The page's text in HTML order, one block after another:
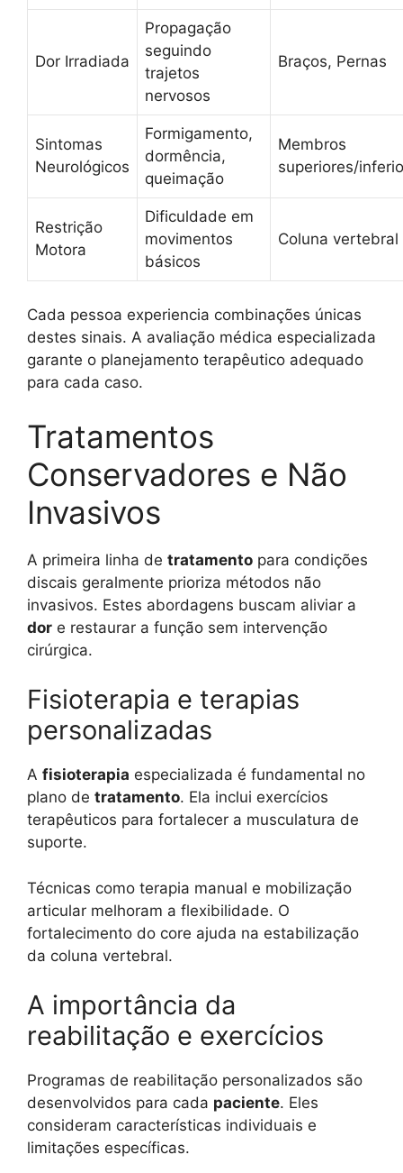
Dor Irradiada
Propagação
seguindo
trajetos
nervosos
Braços, Pernas
Sintomas
Neurológicos
Formigamento,
dormência,
queimação
Membros
superiores/
Restrição
Motora
Dificuldade em
movimentos
básicos
Coluna vertebral
Cada pessoa experiencia combinações únicas
destes sinais. A avaliação médica especializada
garante o planejamento terapêutico adequado
para cada caso.
Tratamentos
Conservadores e Não
Invasivos
A primeira linha de tratamento para condições
discais geralmente prioriza métodos não
invasivos. Estes abordagens buscam aliviar a
dor e restaurar a função sem intervenção
cirúrgica.
Fisioterapia e terapias
personalizadas
A fisioterapia especializada é fundamental no
plano de tratamento. Ela inclui exercícios
terapêuticos para fortalecer a musculatura de
suporte.
Técnicas como terapia manual e mobilização
articular melhoram a flexibilidade. O
fortalecimento do core ajuda na estabilização
da coluna vertebral.
A importância da
reabilitação e exercícios
Programas de reabilitação personalizados são
desenvolvidos para cada paciente. Eles
consideram características individuais e
limitações específicas.